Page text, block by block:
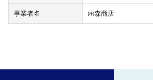
事業者名 ㈱森商店